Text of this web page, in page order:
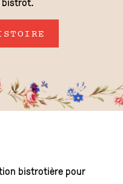
bistrotière pour